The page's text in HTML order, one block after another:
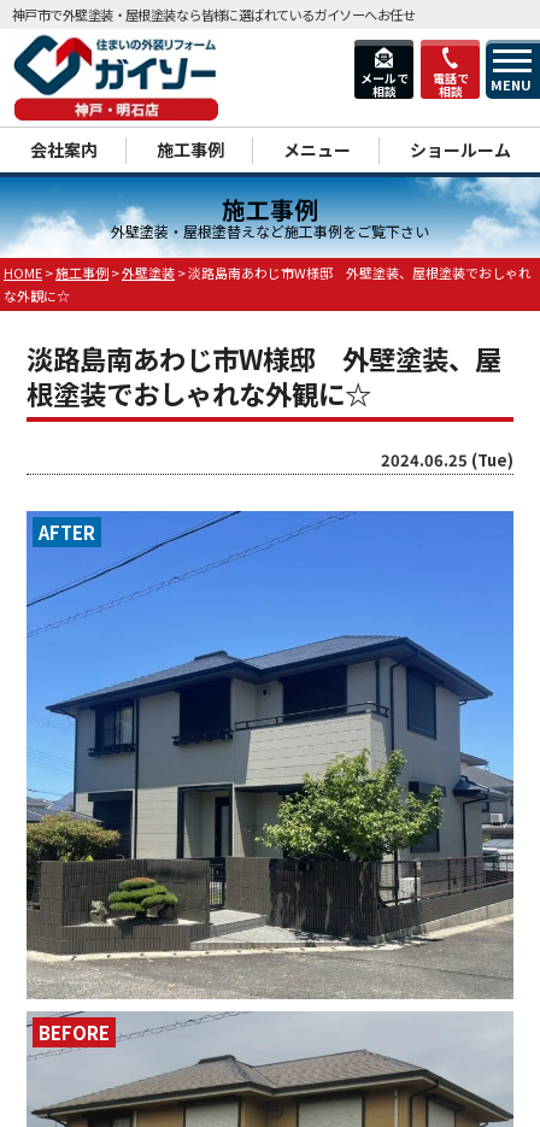
メールで
相談
電話で
相談 MENU
神戸市で外壁塗装・屋根塗装なら皆様に選ばれているガイソーへお任せ
会社案内 施工事例 メニュー ショールーム
施工事例
外壁塗装・屋根塗替えなど施工事例をご覧下さい
HOME>施工事例>外壁塗装>淡路島南あわじ市W様邸 外壁塗装、屋根塗装でおしゃれ
な外観に☆
淡路島南あわじ市W様邸 外壁塗装、屋
根塗装でおしゃれな外観に☆
2024.06.25 (Tue)
AFTER
BEFORE